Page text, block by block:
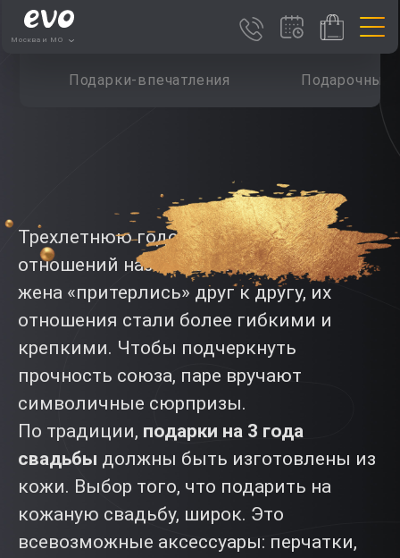
Москва и МО
Подарки-впечатления Подарочные
Трехлетнюю годовщину супружеских
отношений называют кожаной. Муж и
жена «притерлись» друг к другу, их
отношения стали более гибкими и
крепкими. Чтобы подчеркнуть
прочность союза, паре вручают
символичные сюрпризы.
По традиции, подарки на 3 года
свадьбы должны быть изготовлены из
кожи. Выбор того, что подарить на
кожаную свадьбу, широк. Это
всевозможные аксессуары: перчатки,